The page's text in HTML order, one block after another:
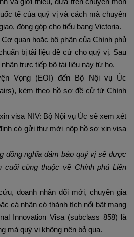
tế của quý vị và cách mà chuyên
đóng góp cho tiểu bang Victoria.
quan hoặc bộ phận của Chính phủ
bị tài liệu đề cử cho quý vị. Sau
trực tiếp bộ tài liệu này từ họ.
Vọng (EOI) đến Bộ Nội vụ Úc
kèm theo hồ sơ đề cử từ Chính
visa NIV: Bộ Nội vụ Úc sẽ xem xét
có gửi thư mời nộp hồ sơ xin visa
nghĩa đảm bảo quý vị sẽ được
cuối cùng thuộc về Chính phủ Liên
doanh nhân đổi mới, chuyên gia
cá nhân có thành tích nổi bật mang
Innovation Visa (subclass 858) là
mà quý vị không nên bỏ qua.